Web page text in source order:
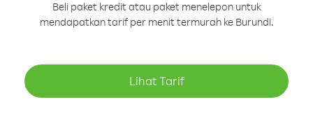
Beli paket kredit atau paket menelepon untuk
mendapatkan tarif per menit termurah ke Burundi.
Lihat Tarif